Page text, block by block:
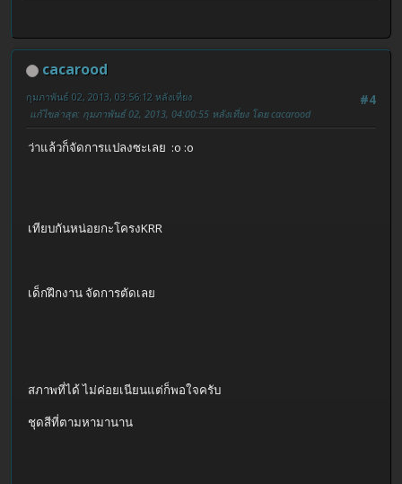
cacarood
#4
กุมภาพันธ์ 02, 2013, 03:56:12 หลังเที่ยง
แก้ไขล่าสุด: กุมภาพันธ์ 02, 2013, 04:00:55 หลังเที่ยง โดย cacarood
ว่าแล้วก็จัดการแปลงซะเลย :o :o
เทียบกันหน่อยกะโครงKRR
เด็กฝึกงาน จัดการตัดเลย
สภาพที่ได้ ไม่ค่อยเนียนแต่ก็พอใจครับ
ชุดสีที่ตามหามานาน